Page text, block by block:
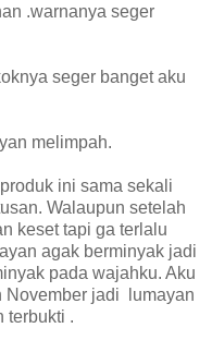
.warnanya seger
seger banget aku
melimpah.
ini sama sekali
Walaupun setelah
keset tapi ga terlalu
agak berminyak jadi
pada wajahku. Aku
November jadi
lumayan
terbukti .